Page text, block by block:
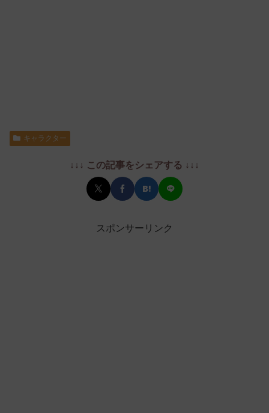
キャラクター
↓↓↓ この記事をシェアする ↓↓↓
スポンサーリンク